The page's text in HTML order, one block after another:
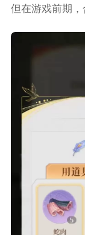
但在游戏前期，